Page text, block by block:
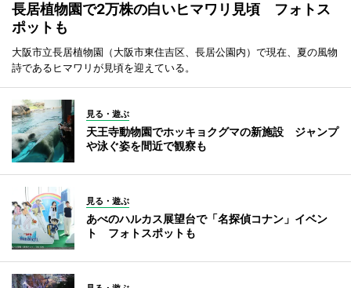
長居植物園で2万株の白いヒマワリ見頃 フォトス
ポットも
大阪市立長居植物園（大阪市東住吉区、長居公園内）で現在、夏の風物
詩であるヒマワリが見頃を迎えている。
見る・遊ぶ
天王寺動物園でホッキョクグマの新施設 ジャンプ
や泳ぐ姿を間近で観察も
見る・遊ぶ
あべのハルカス展望台で「名探偵コナン」イベン
ト フォトスポットも